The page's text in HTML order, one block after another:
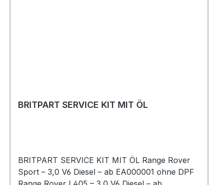
BRITPART SERVICE KIT MIT ÖL
BRITPART SERVICE KIT MIT ÖL Range Rover
Sport – 3,0 V6 Diesel – ab EA000001 ohne DPF